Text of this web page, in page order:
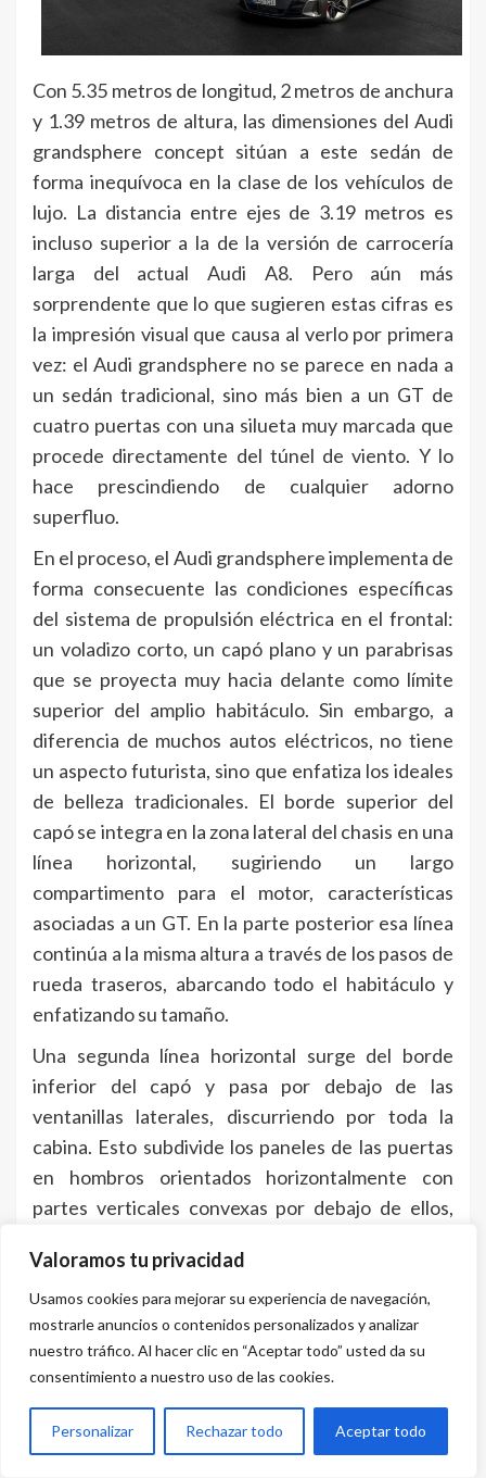
Valoramos tu privacidad
Usamos cookies para mejorar su experiencia de navegación,
mostrarle anuncios o contenidos personalizados y analizar
nuestro tráfico. Al hacer clic en “Aceptar todo” usted da su
consentimiento a nuestro uso de las cookies.
Personalizar Rechazar todo Aceptar todo
Con 5.35 metros de longitud, 2 metros de anchura
y 1.39 metros de altura, las dimensiones del Audi
grandsphere concept sitúan a este sedán de
forma inequívoca en la clase de los vehículos de
lujo. La distancia entre ejes de 3.19 metros es
incluso superior a la de la versión de carrocería
larga del actual Audi A8. Pero aún más
sorprendente que lo que sugieren estas cifras es
la impresión visual que causa al verlo por primera
vez: el Audi grandsphere no se parece en nada a
un sedán tradicional, sino más bien a un GT de
cuatro puertas con una silueta muy marcada que
procede directamente del túnel de viento. Y lo
hace prescindiendo de cualquier adorno
superfluo.
En el proceso, el Audi grandsphere implementa de
forma consecuente las condiciones específicas
del sistema de propulsión eléctrica en el frontal:
un voladizo corto, un capó plano y un parabrisas
que se proyecta muy hacia delante como límite
superior del amplio habitáculo. Sin embargo, a
diferencia de muchos autos eléctricos, no tiene
un aspecto futurista, sino que enfatiza los ideales
de belleza tradicionales. El borde superior del
capó se integra en la zona lateral del chasis en una
línea horizontal, sugiriendo un largo
compartimento para el motor, características
asociadas a un GT. En la parte posterior esa línea
continúa a la misma altura a través de los pasos de
rueda traseros, abarcando todo el habitáculo y
enfatizando su tamaño.
Una segunda línea horizontal surge del borde
inferior del capó y pasa por debajo de las
ventanillas laterales, discurriendo por toda la
cabina. Esto subdivide los paneles de las puertas
en hombros orientados horizontalmente con
partes verticales convexas por debajo de ellos,
una línea tenue suave pero distintiva, típica de
Audi. La esbelta zaga tras el gran pilar C es una
reminiscencia de la aerodinámica tradicional. Y el
arco dinámicamente inclinado de la línea del techo
revela la “grandsphere” como parte de la tradición
de los Audi Sportback. Todas las líneas y
superficies parecen correlacionarse